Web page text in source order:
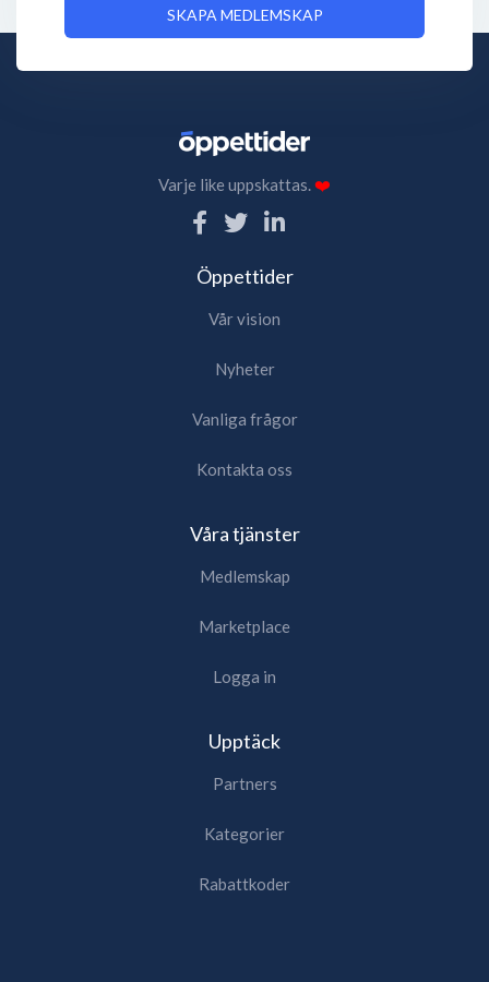
SKAPA MEDLEMSKAP
Varje like uppskattas.❤️
Öppettider
Vår vision
Nyheter
Vanliga frågor
Kontakta oss
Våra tjänster
Medlemskap
Marketplace
Logga in
Upptäck
Partners
Kategorier
Rabattkoder